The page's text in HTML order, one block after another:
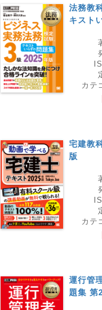
法務教
キスト
カテ
宅建教
版
カテ
運行管
題集 第